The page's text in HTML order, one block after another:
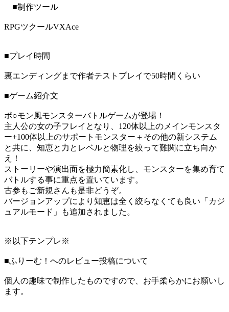
■制作ツール
RPGツクールVXAce
■プレイ時間
裏エンディングまで作者テストプレイで50時間くらい
■ゲーム紹介文
ポ○モン風モンスターバトルゲームが登場！
主人公の女の子フレイとなり、120体以上のメインモンスタ
ー+100体以上のサポートモンスター＋その他の新システム
と共に、知恵と力とレベルと物理を絞って難関に立ち向か
え！
ストーリーや演出面を極力簡素化し、モンスターを集め育て
バトルする事に重点を置いています。
古参もご新規さんも是非どうぞ。
バージョンアップにより知恵は全く絞らなくても良い「カジ
ュアルモード」も追加されました。
※以下テンプレ※
■ふりーむ！へのレビュー投稿について
個人の趣味で制作したものですので、お手柔らかにお願いし
ます。